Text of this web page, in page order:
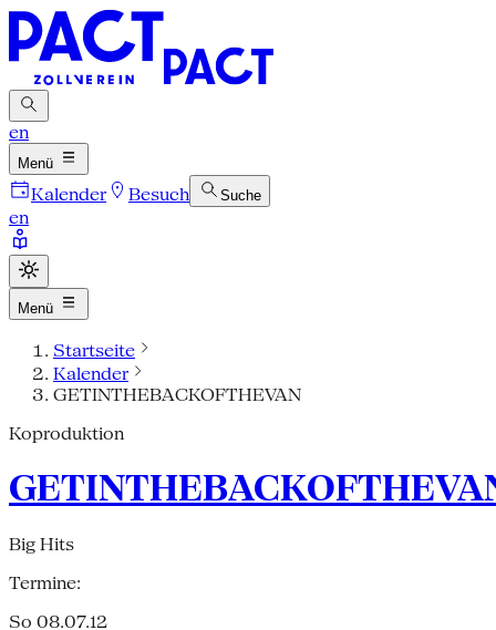
en
Menü
Kalender Besuch Suche
en
Menü
Startseite
Kalender
GETINTHEBACKOFTHEVAN
Koproduktion
Big Hits
Termine:
So 08.07.12